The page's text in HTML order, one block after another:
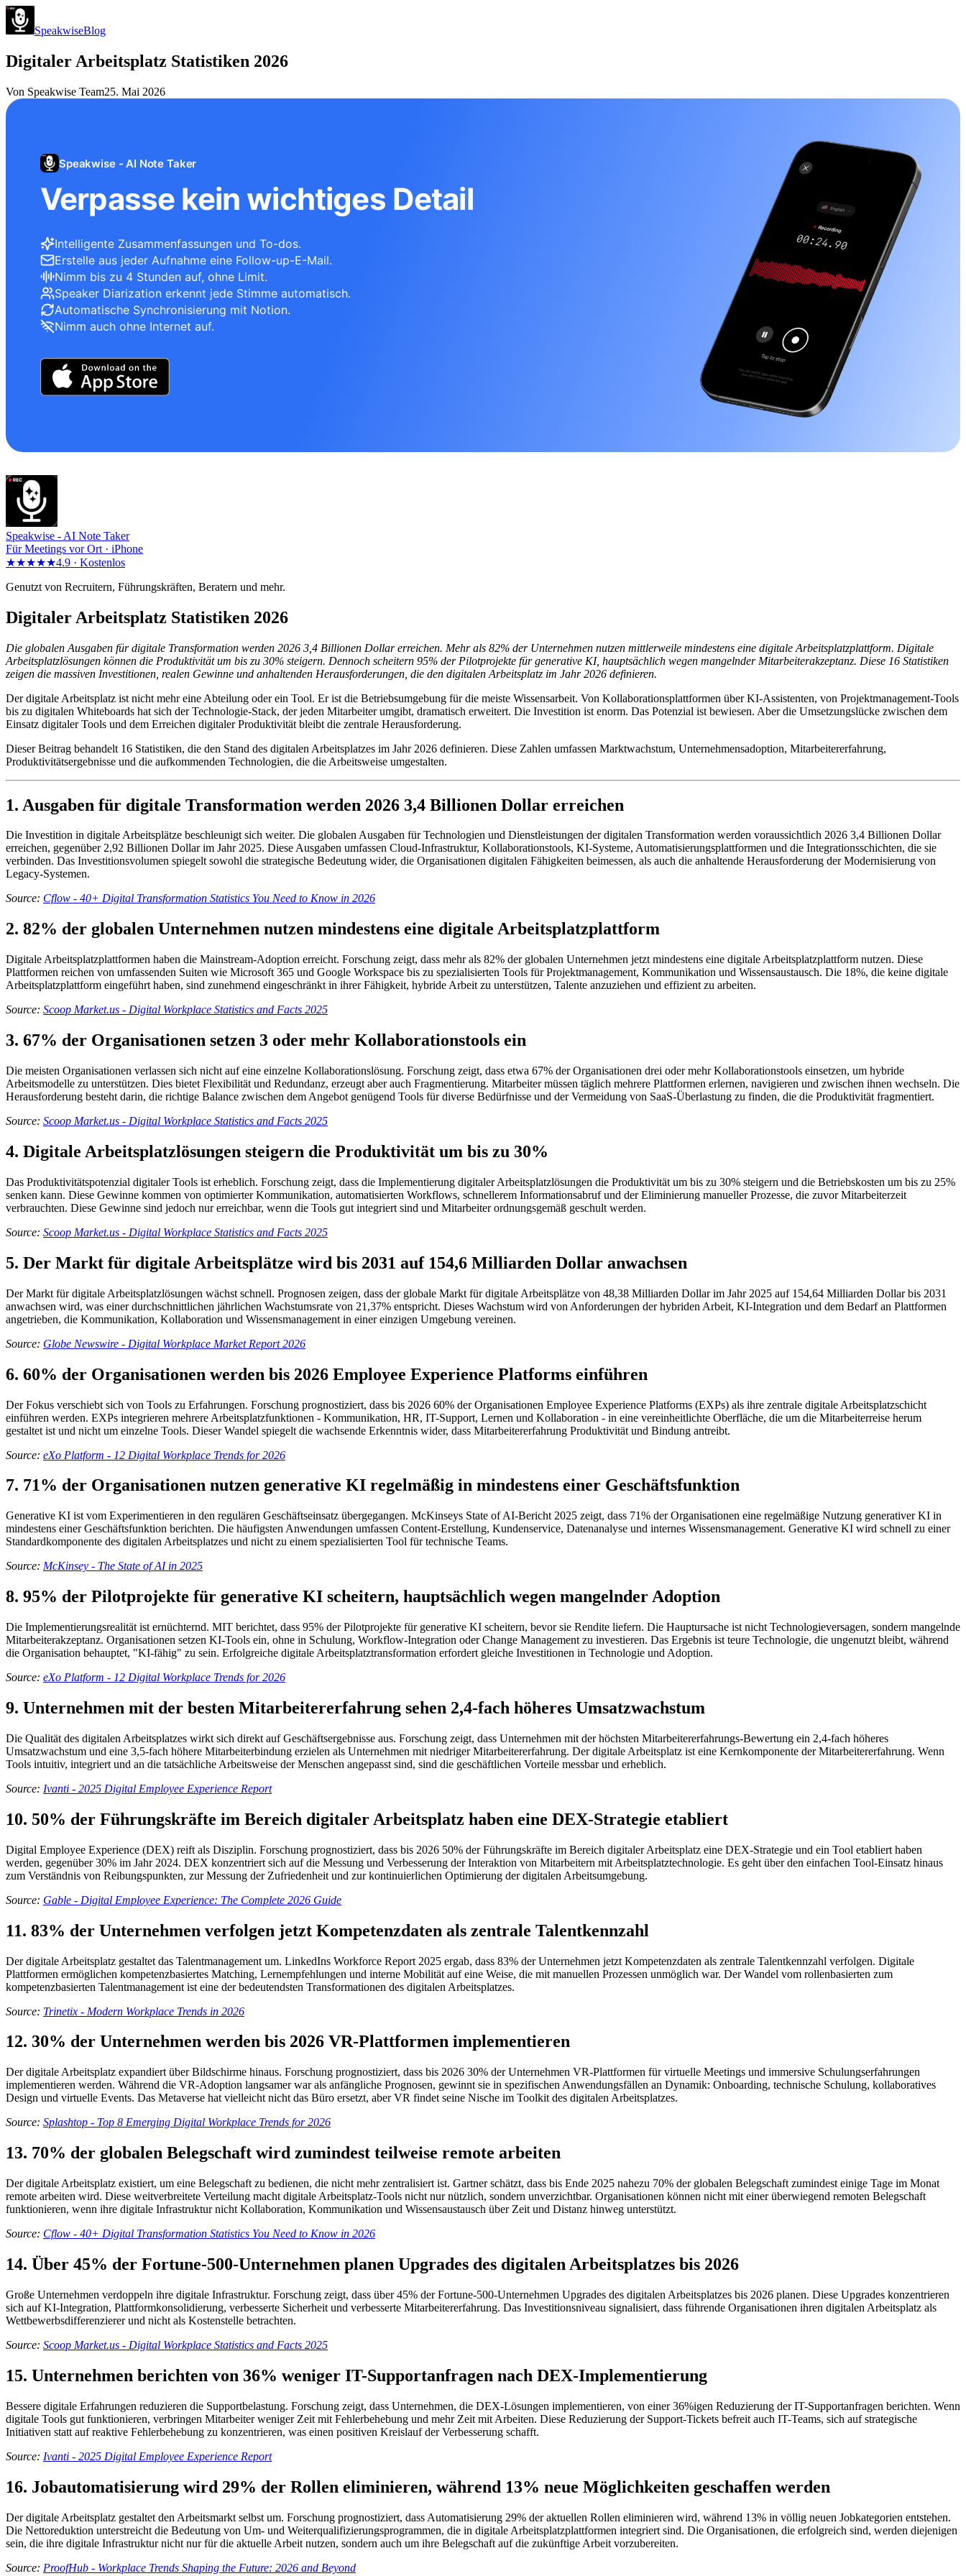
SpeakwiseBlog
Digitaler Arbeitsplatz Statistiken 2026
Von Speakwise Team25. Mai 2026
Speakwise - AI Note Taker
Verpasse kein wichtiges Detail
Intelligente Zusammenfassungen und To-dos.
Erstelle aus jeder Aufnahme eine Follow-up-E-Mail.
Nimm bis zu 4 Stunden auf, ohne Limit.
Speaker Diarization erkennt jede Stimme automatisch.
Automatische Synchronisierung mit Notion.
Nimm auch ohne Internet auf.
Speakwise - AI Note Taker
Für Meetings vor Ort · iPhone
★★★★★4.9 · Kostenlos
Genutzt von Recruitern, Führungskräften, Beratern und mehr.
Digitaler Arbeitsplatz Statistiken 2026
Die globalen Ausgaben für digitale Transformation werden 2026 3,4 Billionen Dollar erreichen. Mehr als 82% der Unternehmen nutzen mittlerweile mindestens eine digitale Arbeitsplatzplattform. Digitale
Arbeitsplatzlösungen können die Produktivität um bis zu 30% steigern. Dennoch scheitern 95% der Pilotprojekte für generative KI, hauptsächlich wegen mangelnder Mitarbeiterakzeptanz. Diese 16 Statistiken
zeigen die massiven Investitionen, realen Gewinne und anhaltenden Herausforderungen, die den digitalen Arbeitsplatz im Jahr 2026 definieren.
Der digitale Arbeitsplatz ist nicht mehr eine Abteilung oder ein Tool. Er ist die Betriebsumgebung für die meiste Wissensarbeit. Von Kollaborationsplattformen über KI-Assistenten, von Projektmanagement-Tools
bis zu digitalen Whiteboards hat sich der Technologie-Stack, der jeden Mitarbeiter umgibt, dramatisch erweitert. Die Investition ist enorm. Das Potenzial ist bewiesen. Aber die Umsetzungslücke zwischen dem
Einsatz digitaler Tools und dem Erreichen digitaler Produktivität bleibt die zentrale Herausforderung.
Dieser Beitrag behandelt 16 Statistiken, die den Stand des digitalen Arbeitsplatzes im Jahr 2026 definieren. Diese Zahlen umfassen Marktwachstum, Unternehmensadoption, Mitarbeitererfahrung,
Produktivitätsergebnisse und die aufkommenden Technologien, die die Arbeitsweise umgestalten.
1. Ausgaben für digitale Transformation werden 2026 3,4 Billionen Dollar erreichen
Die Investition in digitale Arbeitsplätze beschleunigt sich weiter. Die globalen Ausgaben für Technologien und Dienstleistungen der digitalen Transformation werden voraussichtlich 2026 3,4 Billionen Dollar
erreichen, gegenüber 2,92 Billionen Dollar im Jahr 2025. Diese Ausgaben umfassen Cloud-Infrastruktur, Kollaborationstools, KI-Systeme, Automatisierungsplattformen und die Integrationsschichten, die sie
verbinden. Das Investitionsvolumen spiegelt sowohl die strategische Bedeutung wider, die Organisationen digitalen Fähigkeiten beimessen, als auch die anhaltende Herausforderung der Modernisierung von
Legacy-Systemen.
Source: Cflow - 40+ Digital Transformation Statistics You Need to Know in 2026
2. 82% der globalen Unternehmen nutzen mindestens eine digitale Arbeitsplatzplattform
Digitale Arbeitsplatzplattformen haben die Mainstream-Adoption erreicht. Forschung zeigt, dass mehr als 82% der globalen Unternehmen jetzt mindestens eine digitale Arbeitsplatzplattform nutzen. Diese
Plattformen reichen von umfassenden Suiten wie Microsoft 365 und Google Workspace bis zu spezialisierten Tools für Projektmanagement, Kommunikation und Wissensaustausch. Die 18%, die keine digitale
Arbeitsplatzplattform eingeführt haben, sind zunehmend eingeschränkt in ihrer Fähigkeit, hybride Arbeit zu unterstützen, Talente anzuziehen und effizient zu arbeiten.
Source: Scoop Market.us - Digital Workplace Statistics and Facts 2025
3. 67% der Organisationen setzen 3 oder mehr Kollaborationstools ein
Die meisten Organisationen verlassen sich nicht auf eine einzelne Kollaborationslösung. Forschung zeigt, dass etwa 67% der Organisationen drei oder mehr Kollaborationstools einsetzen, um hybride
Arbeitsmodelle zu unterstützen. Dies bietet Flexibilität und Redundanz, erzeugt aber auch Fragmentierung. Mitarbeiter müssen täglich mehrere Plattformen erlernen, navigieren und zwischen ihnen wechseln. Die
Herausforderung besteht darin, die richtige Balance zwischen dem Angebot genügend Tools für diverse Bedürfnisse und der Vermeidung von SaaS-Überlastung zu finden, die die Produktivität fragmentiert.
Source: Scoop Market.us - Digital Workplace Statistics and Facts 2025
4. Digitale Arbeitsplatzlösungen steigern die Produktivität um bis zu 30%
Das Produktivitätspotenzial digitaler Tools ist erheblich. Forschung zeigt, dass die Implementierung digitaler Arbeitsplatzlösungen die Produktivität um bis zu 30% steigern und die Betriebskosten um bis zu 25%
senken kann. Diese Gewinne kommen von optimierter Kommunikation, automatisierten Workflows, schnellerem Informationsabruf und der Eliminierung manueller Prozesse, die zuvor Mitarbeiterzeit
verbrauchten. Diese Gewinne sind jedoch nur erreichbar, wenn die Tools gut integriert sind und Mitarbeiter ordnungsgemäß geschult werden.
Source: Scoop Market.us - Digital Workplace Statistics and Facts 2025
5. Der Markt für digitale Arbeitsplätze wird bis 2031 auf 154,6 Milliarden Dollar anwachsen
Der Markt für digitale Arbeitsplatzlösungen wächst schnell. Prognosen zeigen, dass der globale Markt für digitale Arbeitsplätze von 48,38 Milliarden Dollar im Jahr 2025 auf 154,64 Milliarden Dollar bis 2031
anwachsen wird, was einer durchschnittlichen jährlichen Wachstumsrate von 21,37% entspricht. Dieses Wachstum wird von Anforderungen der hybriden Arbeit, KI-Integration und dem Bedarf an Plattformen
angetrieben, die Kommunikation, Kollaboration und Wissensmanagement in einer einzigen Umgebung vereinen.
Source: Globe Newswire - Digital Workplace Market Report 2026
6. 60% der Organisationen werden bis 2026 Employee Experience Platforms einführen
Der Fokus verschiebt sich von Tools zu Erfahrungen. Forschung prognostiziert, dass bis 2026 60% der Organisationen Employee Experience Platforms (EXPs) als ihre zentrale digitale Arbeitsplatzschicht
einführen werden. EXPs integrieren mehrere Arbeitsplatzfunktionen - Kommunikation, HR, IT-Support, Lernen und Kollaboration - in eine vereinheitlichte Oberfläche, die um die Mitarbeiterreise herum
gestaltet ist und nicht um einzelne Tools. Dieser Wandel spiegelt die wachsende Erkenntnis wider, dass Mitarbeitererfahrung Produktivität und Bindung antreibt.
Source: eXo Platform - 12 Digital Workplace Trends for 2026
7. 71% der Organisationen nutzen generative KI regelmäßig in mindestens einer Geschäftsfunktion
Generative KI ist vom Experimentieren in den regulären Geschäftseinsatz übergegangen. McKinseys State of AI-Bericht 2025 zeigt, dass 71% der Organisationen eine regelmäßige Nutzung generativer KI in
mindestens einer Geschäftsfunktion berichten. Die häufigsten Anwendungen umfassen Content-Erstellung, Kundenservice, Datenanalyse und internes Wissensmanagement. Generative KI wird schnell zu einer
Standardkomponente des digitalen Arbeitsplatzes und nicht zu einem spezialisierten Tool für technische Teams.
Source: McKinsey - The State of AI in 2025
8. 95% der Pilotprojekte für generative KI scheitern, hauptsächlich wegen mangelnder Adoption
Die Implementierungsrealität ist ernüchternd. MIT berichtet, dass 95% der Pilotprojekte für generative KI scheitern, bevor sie Rendite liefern. Die Hauptursache ist nicht Technologieversagen, sondern mangelnde
Mitarbeiterakzeptanz. Organisationen setzen KI-Tools ein, ohne in Schulung, Workflow-Integration oder Change Management zu investieren. Das Ergebnis ist teure Technologie, die ungenutzt bleibt, während
die Organisation behauptet, "KI-fähig" zu sein. Erfolgreiche digitale Arbeitsplatztransformation erfordert gleiche Investitionen in Technologie und Adoption.
Source: eXo Platform - 12 Digital Workplace Trends for 2026
9. Unternehmen mit der besten Mitarbeitererfahrung sehen 2,4-fach höheres Umsatzwachstum
Die Qualität des digitalen Arbeitsplatzes wirkt sich direkt auf Geschäftsergebnisse aus. Forschung zeigt, dass Unternehmen mit der höchsten Mitarbeitererfahrungs-Bewertung ein 2,4-fach höheres
Umsatzwachstum und eine 3,5-fach höhere Mitarbeiterbindung erzielen als Unternehmen mit niedriger Mitarbeitererfahrung. Der digitale Arbeitsplatz ist eine Kernkomponente der Mitarbeitererfahrung. Wenn
Tools intuitiv, integriert und an die tatsächliche Arbeitsweise der Menschen angepasst sind, sind die geschäftlichen Vorteile messbar und erheblich.
Source: Ivanti - 2025 Digital Employee Experience Report
10. 50% der Führungskräfte im Bereich digitaler Arbeitsplatz haben eine DEX-Strategie etabliert
Digital Employee Experience (DEX) reift als Disziplin. Forschung prognostiziert, dass bis 2026 50% der Führungskräfte im Bereich digitaler Arbeitsplatz eine DEX-Strategie und ein Tool etabliert haben
werden, gegenüber 30% im Jahr 2024. DEX konzentriert sich auf die Messung und Verbesserung der Interaktion von Mitarbeitern mit Arbeitsplatztechnologie. Es geht über den einfachen Tool-Einsatz hinaus
zum Verständnis von Reibungspunkten, zur Messung der Zufriedenheit und zur kontinuierlichen Optimierung der digitalen Arbeitsumgebung.
Source: Gable - Digital Employee Experience: The Complete 2026 Guide
11. 83% der Unternehmen verfolgen jetzt Kompetenzdaten als zentrale Talentkennzahl
Der digitale Arbeitsplatz gestaltet das Talentmanagement um. LinkedIns Workforce Report 2025 ergab, dass 83% der Unternehmen jetzt Kompetenzdaten als zentrale Talentkennzahl verfolgen. Digitale
Plattformen ermöglichen kompetenzbasiertes Matching, Lernempfehlungen und interne Mobilität auf eine Weise, die mit manuellen Prozessen unmöglich war. Der Wandel vom rollenbasierten zum
kompetenzbasierten Talentmanagement ist eine der bedeutendsten Transformationen des digitalen Arbeitsplatzes.
Source: Trinetix - Modern Workplace Trends in 2026
12. 30% der Unternehmen werden bis 2026 VR-Plattformen implementieren
Der digitale Arbeitsplatz expandiert über Bildschirme hinaus. Forschung prognostiziert, dass bis 2026 30% der Unternehmen VR-Plattformen für virtuelle Meetings und immersive Schulungserfahrungen
implementieren werden. Während die VR-Adoption langsamer war als anfängliche Prognosen, gewinnt sie in spezifischen Anwendungsfällen an Dynamik: Onboarding, technische Schulung, kollaboratives
Design und virtuelle Events. Das Metaverse hat vielleicht nicht das Büro ersetzt, aber VR findet seine Nische im Toolkit des digitalen Arbeitsplatzes.
Source: Splashtop - Top 8 Emerging Digital Workplace Trends for 2026
13. 70% der globalen Belegschaft wird zumindest teilweise remote arbeiten
Der digitale Arbeitsplatz existiert, um eine Belegschaft zu bedienen, die nicht mehr zentralisiert ist. Gartner schätzt, dass bis Ende 2025 nahezu 70% der globalen Belegschaft zumindest einige Tage im Monat
remote arbeiten wird. Diese weitverbreitete Verteilung macht digitale Arbeitsplatz-Tools nicht nur nützlich, sondern unverzichtbar. Organisationen können nicht mit einer überwiegend remoten Belegschaft
funktionieren, wenn ihre digitale Infrastruktur nicht Kollaboration, Kommunikation und Wissensaustausch über Zeit und Distanz hinweg unterstützt.
Source: Cflow - 40+ Digital Transformation Statistics You Need to Know in 2026
14. Über 45% der Fortune-500-Unternehmen planen Upgrades des digitalen Arbeitsplatzes bis 2026
Große Unternehmen verdoppeln ihre digitale Infrastruktur. Forschung zeigt, dass über 45% der Fortune-500-Unternehmen Upgrades des digitalen Arbeitsplatzes bis 2026 planen. Diese Upgrades konzentrieren
sich auf KI-Integration, Plattformkonsolidierung, verbesserte Sicherheit und verbesserte Mitarbeitererfahrung. Das Investitionsniveau signalisiert, dass führende Organisationen ihren digitalen Arbeitsplatz als
Wettbewerbsdifferenzierer und nicht als Kostenstelle betrachten.
Source: Scoop Market.us - Digital Workplace Statistics and Facts 2025
15. Unternehmen berichten von 36% weniger IT-Supportanfragen nach DEX-Implementierung
Bessere digitale Erfahrungen reduzieren die Supportbelastung. Forschung zeigt, dass Unternehmen, die DEX-Lösungen implementieren, von einer 36%igen Reduzierung der IT-Supportanfragen berichten. Wenn
digitale Tools gut funktionieren, verbringen Mitarbeiter weniger Zeit mit Fehlerbehebung und mehr Zeit mit Arbeiten. Diese Reduzierung der Support-Tickets befreit auch IT-Teams, sich auf strategische
Initiativen statt auf reaktive Fehlerbehebung zu konzentrieren, was einen positiven Kreislauf der Verbesserung schafft.
Source: Ivanti - 2025 Digital Employee Experience Report
16. Jobautomatisierung wird 29% der Rollen eliminieren, während 13% neue Möglichkeiten geschaffen werden
Der digitale Arbeitsplatz gestaltet den Arbeitsmarkt selbst um. Forschung prognostiziert, dass Automatisierung 29% der aktuellen Rollen eliminieren wird, während 13% in völlig neuen Jobkategorien entstehen.
Die Nettoreduktion unterstreicht die Bedeutung von Um- und Weiterqualifizierungsprogrammen, die in digitale Arbeitsplatzplattformen integriert sind. Die Organisationen, die erfolgreich sind, werden diejenigen
sein, die ihre digitale Infrastruktur nicht nur für die aktuelle Arbeit nutzen, sondern auch um ihre Belegschaft auf die zukünftige Arbeit vorzubereiten.
Source: ProofHub - Workplace Trends Shaping the Future: 2026 and Beyond